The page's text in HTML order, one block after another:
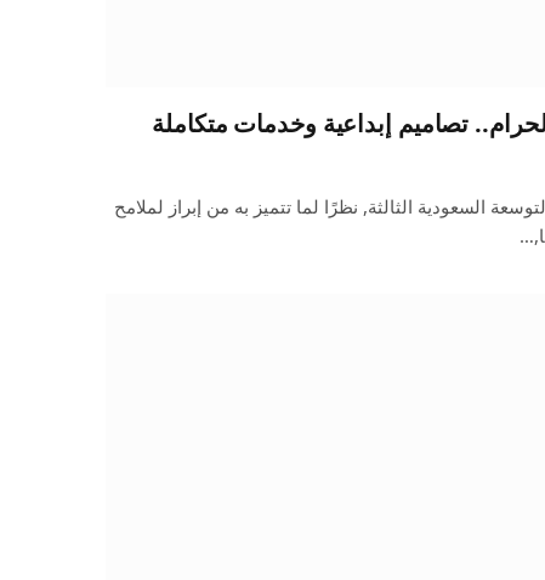
تصاميم إبداعية وخدمات متكاملة
السعودية الثالثة, نظرًا لما تتميز به من إبراز لملامح